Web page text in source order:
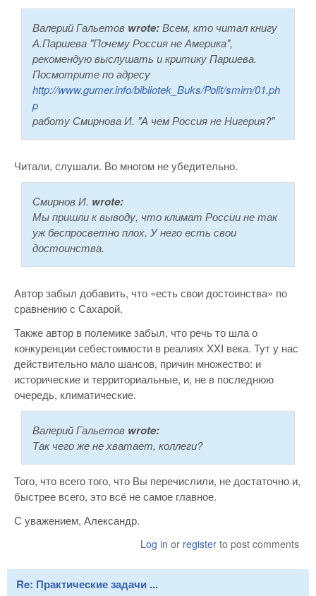
Валерий Гальетов wrote:Всем, кто читал книгу
А.Паршева "Почему Россия не Америка",
рекомендую выслушать и критику Паршева.
Посмотрите по адресу
http://www.gumer.info/bibliotek_Buks/Polit/smirn/01.ph
p
работу Смирнова И. "А чем Россия не Нигерия?"
Читали, слушали. Во многом не убедительно.
Смирнов И. wrote:
Мы пришли к выводу, что климат России не так
уж беспросветно плох. У него есть свои
достоинства.
Автор забыл добавить, что «есть свои достоинства» по
сравнению с Сахарой.
Также автор в полемике забыл, что речь то шла о
конкуренции себестоимости в реалиях XXI века. Тут у нас
действительно мало шансов, причин множество: и
исторические и территориальные, и, не в последнюю
очередь, климатические.
Валерий Гальетов wrote:
Так чего же не хватает, коллеги?
Того, что всего того, что Вы перечислили, не достаточно и,
быстрее всего, это всё не самое главное.
С уважением, Александр.
Log in or register to post comments
Re: Практические задачи ...